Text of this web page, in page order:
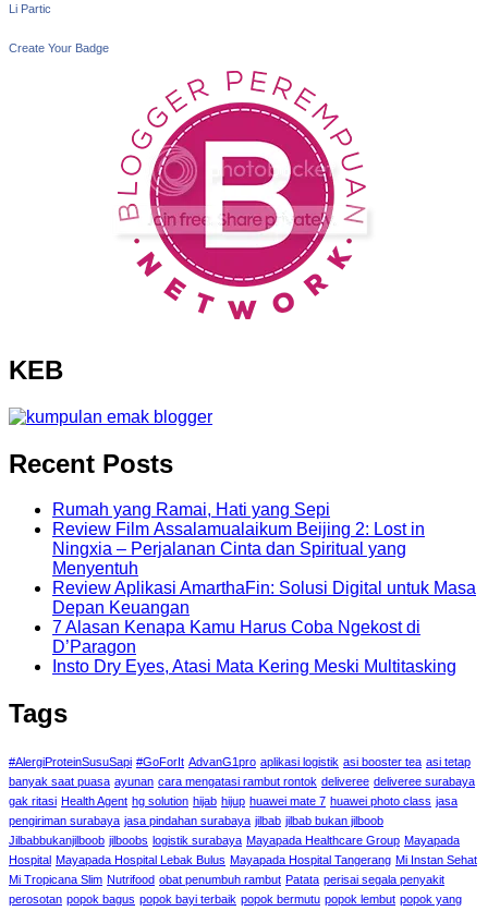
Li Partic
Create Your Badge
KEB
Recent Posts
Rumah yang Ramai, Hati yang Sepi
Review Film Assalamualaikum Beijing 2: Lost in
Ningxia – Perjalanan Cinta dan Spiritual yang
Menyentuh
Review Aplikasi AmarthaFin: Solusi Digital untuk Masa
Depan Keuangan
7 Alasan Kenapa Kamu Harus Coba Ngekost di
D’Paragon
Insto Dry Eyes, Atasi Mata Kering Meski Multitasking
Tags
#AlergiProteinSusuSapi #GoForIt AdvanG1pro aplikasi logistik asi booster tea asi tetap
banyak saat puasa ayunan cara mengatasi rambut rontok deliveree deliveree surabaya
gak ritasi Health Agent hg solution hijab hijup huawei mate 7 huawei photo class jasa
pengiriman surabaya jasa pindahan surabaya jilbab jilbab bukan jilboob
Jilbabbukanjilboob jilboobs logistik surabaya Mayapada Healthcare Group Mayapada
Hospital Mayapada Hospital Lebak Bulus Mayapada Hospital Tangerang Mi Instan Sehat
Mi Tropicana Slim Nutrifood obat penumbuh rambut Patata perisai segala penyakit
perosotan popok bagus popok bayi terbaik popok bermutu popok lembut popok yang